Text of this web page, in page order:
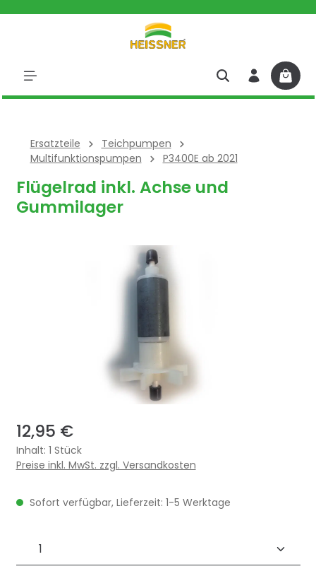
Ersatzteile
Teichpumpen
Multifunktionspumpen
P3400E ab 2021
Flügelrad inkl. Achse und
Gummilager
Bildergalerie überspringen
12,95 €
Inhalt: 1 Stück
Preise inkl. MwSt. zzgl. Versandkosten
Sofort verfügbar, Lieferzeit: 1-5 Werktage
Produkt Anzahl: Gib den